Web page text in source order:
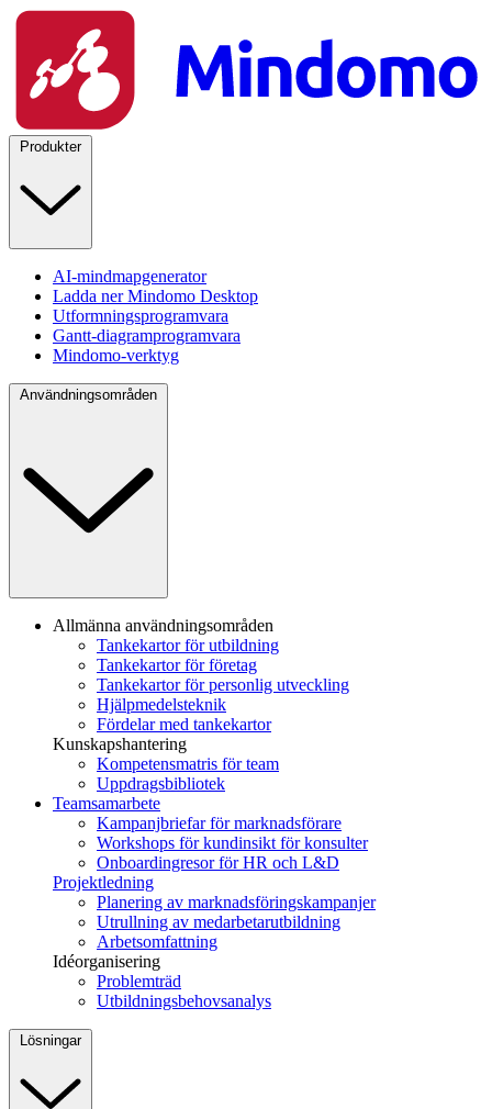
Produkter
AI-mindmapgenerator
Ladda ner Mindomo Desktop
Utformningsprogramvara
Gantt-diagramprogramvara
Mindomo-verktyg
Användningsområden
Allmänna användningsområden
Tankekartor för utbildning
Tankekartor för företag
Tankekartor för personlig utveckling
Hjälpmedelsteknik
Fördelar med tankekartor
Kunskapshantering
Kompetensmatris för team
Uppdragsbibliotek
Teamsamarbete
Kampanjbriefar för marknadsförare
Workshops för kundinsikt för konsulter
Onboardingresor för HR och L&D
Projektledning
Planering av marknadsföringskampanjer
Utrullning av medarbetarutbildning
Arbetsomfattning
Idéorganisering
Problemträd
Utbildningsbehovsanalys
Lösningar